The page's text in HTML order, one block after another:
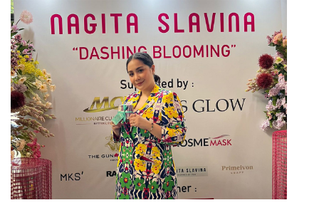
ALL PRODUCT
MARVEL SERIES
ALL PRODUCT
DC SERIES
THE BATMAN PENDANT
THE BATMAN BRACELET